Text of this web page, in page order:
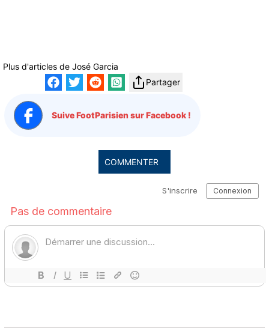
Plus d'articles de José Garcia
Partager
Suive FootParisien sur Facebook !
COMMENTER